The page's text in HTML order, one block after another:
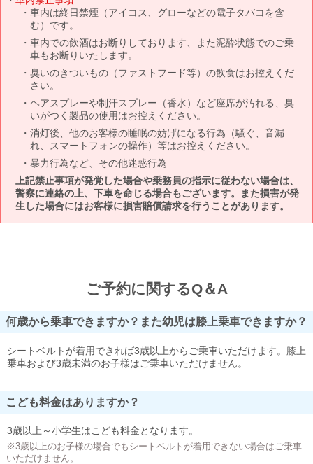
車内は終日禁煙（アイコス、グローなどの電子タバコを含
む）です。
車内での飲酒はお断りしております、また泥酔状態でのご乗
車もお断りいたします。
臭いのきついもの（ファストフード等）の飲食はお控えくだ
さい。
ヘアスプレーや制汗スプレー（香水）など座席が汚れる、臭
いがつく製品の使用はお控えください。
消灯後、他のお客様の睡眠の妨げになる行為（騒ぐ、音漏
れ、スマートフォンの操作）等はお控えください。
暴力行為など、その他迷惑行為
上記禁止事項が発覚した場合や乗務員の指示に従わない場合は、
警察に連絡の上、下車を命じる場合もございます。また損害が発
生した場合にはお客様に損害賠償請求を行うことがあります。
ご予約に関するQ＆A
何歳から乗車できますか？また幼児は膝上乗車できますか？
シートベルトが着用できれば3歳以上からご乗車いただけます。膝上
乗車および3歳未満のお子様はご乗車いただけません。
こども料金はありますか？
3歳以上～小学生はこども料金となります。
※3歳以上のお子様の場合でもシートベルトが着用できない場合はご乗車
いただけません。